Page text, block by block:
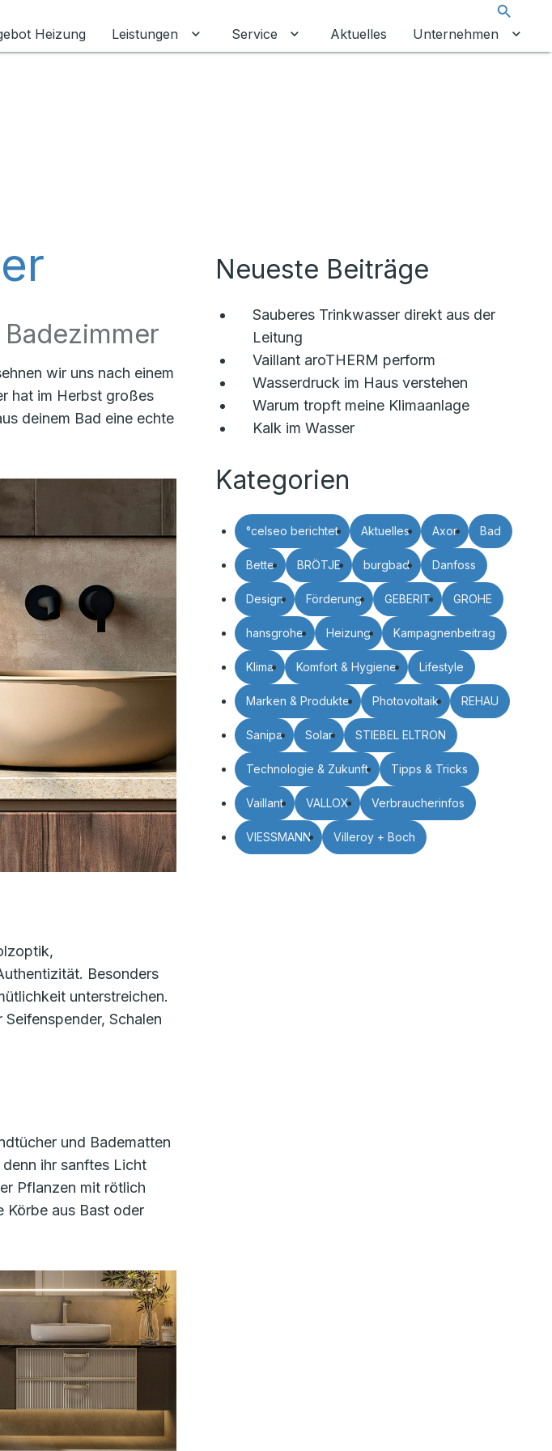
Heizung
Leistungen Untermenü für Leistungen umschalten
Service Untermenü für Service umschalten
Aktuelles Unternehmen
wir uns nach einem
hat im Herbst großes
deinem Bad eine echte
Besonders
unterstreichen.
Schalen
und Badematten
ihr sanftes Licht
Pflanzen mit rötlich
Körbe aus Bast oder
Neueste Beiträge
Sauberes Trinkwasser direkt aus der
Leitung
Vaillant aroTHERM perform
Wasserdruck im Haus verstehen
Warum tropft meine Klimaanlage
Kalk im Wasser
Kategorien
°celseo berichtet Aktuelles Axor Bad
Bette BRÖTJE burgbad Danfoss
Design Förderung GEBERIT GROHE
hansgrohe Heizung Kampagnenbeitrag
Klima Komfort & Hygiene Lifestyle
Marken & Produkte Photovoltaik REHAU
Sanipa Solar STIEBEL ELTRON
Technologie & Zukunft Tipps & Tricks
Vaillant VALLOX Verbraucherinfos
VIESSMANN Villeroy + Boch